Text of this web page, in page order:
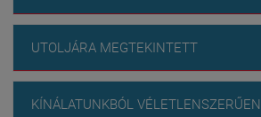
UTOLJÁRA MEGTEKINTETT
KÍNÁLATUNKBÓL VÉLETLENSZERŰEN